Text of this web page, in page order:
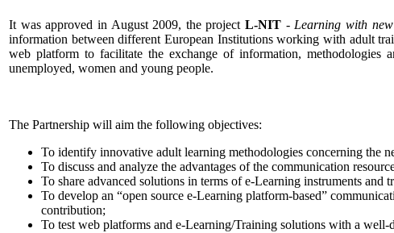
It was approved in August 2009, the projectL-NIT - Learning with
information between different European Institutions working with adult
web platform to facilitate the exchange of information, methodologies
unemployed, women and young people.
The Partnership will aim the following objectives:
To identify innovative adult learning methodologies concerning the
To discuss and analyze the advantages of the communication
To share advanced solutions in terms of e-Learning instruments
To develop an “open source e-Learning platform-based”
contribution;
To test web platforms and e-Learning/Training solutions with a well-